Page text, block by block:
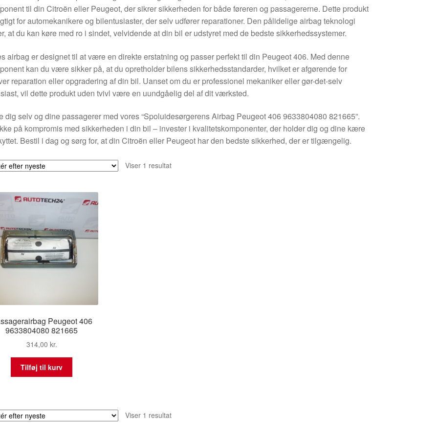
til din Citroën eller Peugeot, der sikrer sikkerheden for både føreren og passagererne. Dette produkt
for automekanikere og bilentusiaster, der selv udfører reparationer. Den pålidelige airbag teknologi
at du kan køre med ro i sindet, velvidende at din bil er udstyret med de bedste sikkerhedssystemer.
airbag er designet til at være en direkte erstatning og passer perfekt til din Peugeot 406. Med denne
kan du være sikker på, at du opretholder bilens sikkerhedsstandarder, hvilket er afgørende for
reparation eller opgradering af din bil. Uanset om du er professionel mekaniker eller gør-det-selv
vil dette produkt uden tvivl være en uundgåelig del af dit værksted.
dig selv og dine passagerer med vores “Spoluidesørgerens Airbag Peugeot 406 9633804080 821665”.
på kompromis med sikkerheden i din bil – invester i kvalitetskomponenter, der holder dig og dine kære
Bestil i dag og sørg for, at din Citroën eller Peugeot har den bedste sikkerhed, der er tilgængelig.
Viser 1 resultat
Peugeot 406
9633804080 821665
314,00 kr.
Tilføj til kurv
Viser 1 resultat